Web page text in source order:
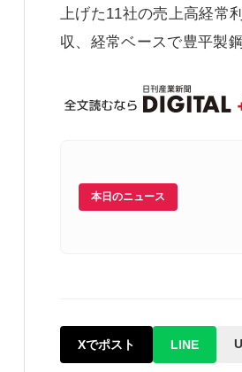
上げた11社の売上高経常
収、経常ベースで豊平製
本日のニュース
Xでポスト LINE